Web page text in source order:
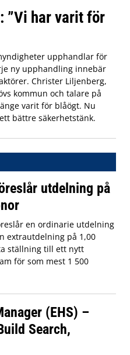
”Vi har varit för
upphandlar för
ny upphandling innebär
Christer Liljenberg,
kommun och talare på
varit för blåögt. Nu
bättre säkerhetstänk.
utdelning på
en ordinarie utdelning
extrautdelning på 1,00
ställning till ett nytt
för som mest 1 500
(EHS) –
Search,